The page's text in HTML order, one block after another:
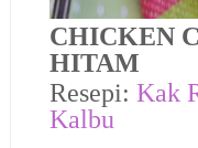
CHICKEN
HITAM
Resepi: Kak
Kalbu